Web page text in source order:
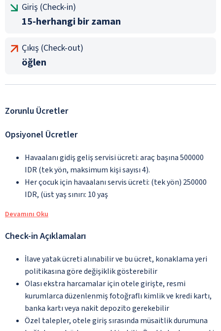
Giriş (Check-in)
15-herhangi bir zaman
Çıkış (Check-out)
öğlen
Zorunlu Ücretler
Opsiyonel Ücretler
Havaalanı gidiş geliş servisi ücreti: araç başına 500000
IDR (tek yön, maksimum kişi sayısı 4).
Her çocuk için havaalanı servis ücreti: (tek yön) 250000
IDR, (üst yaş sınırı: 10 yaş
Devamını Oku
Check-in Açıklamaları
İlave yatak ücreti alınabilir ve bu ücret, konaklama yeri
politikasına göre değişiklik gösterebilir
Olası ekstra harcamalar için otele girişte, resmi
kurumlarca düzenlenmiş fotoğraflı kimlik ve kredi kartı,
banka kartı veya nakit depozito gerekebilir
Özel talepler, otele giriş sırasında müsaitlik durumuna